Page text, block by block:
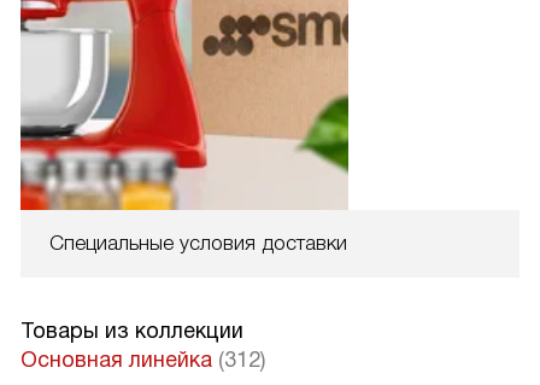
Специальные условия доставки
Товары из коллекции
Основная линейка (312)